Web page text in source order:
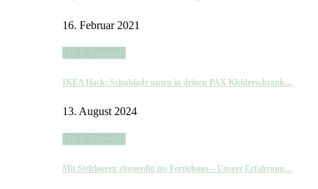
16. Februar 2021
IKEA Hack: Schublade unten in deinen PAX Kleiderschrank…
13. August 2024
Mit Stelzlagern ebenerdig ins Fertighaus – Unsere Erfahrung…